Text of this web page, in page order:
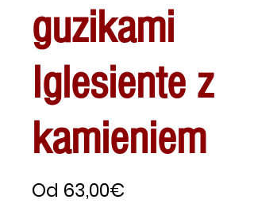
guzikami
Iglesiente z
kamieniem
Od 63,00€